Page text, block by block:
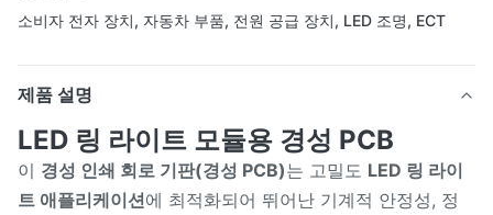
소비자 전자 장치, 자동차 부품, 전원 공급 장치, LED 조명, ECT
제품 설명
LED 링 라이트 모듈용 경성 PCB
이 경성 인쇄 회로 기판(경성 PCB)는 고밀도 LED 링 라이
트 애플리케이션에 최적화되어 뛰어난 기계적 안정성, 정